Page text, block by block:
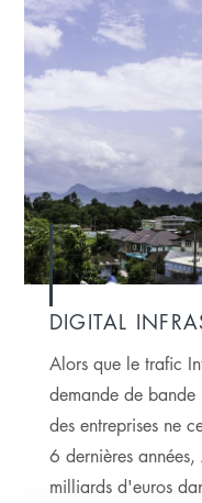
DIGITAL
Alors que le trafic
demande de bande
des entreprises ne
6 dernières
milliards d'euros